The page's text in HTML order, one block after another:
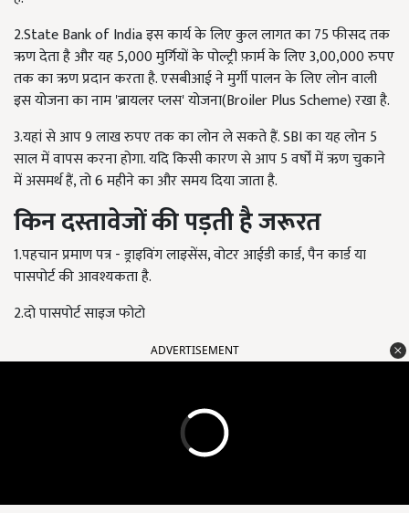
2.State Bank of India इस कार्य के लिए कुल लागत का 75 फीसद तक
ऋण देता है और यह 5,000 मुर्गियों के पोल्ट्री फ़ार्म के लिए 3,00,000 रुपए
तक का ऋण प्रदान करता है. एसबीआई ने मुर्गी पालन के लिए लोन वाली
इस योजना का नाम 'ब्रायलर प्लस' योजना(Broiler Plus Scheme) रखा है.
3.यहां से आप 9 लाख रुपए तक का लोन ले सकते हैं. SBI का यह लोन 5
साल में वापस करना होगा. यदि किसी कारण से आप 5 वर्षों में ऋण चुकाने
में असमर्थ हैं, तो 6 महीने का और समय दिया जाता है.
किनदस्तावेजोंकीपड़तीहैजरूरत
1.पहचान प्रमाण पत्र - ड्राइविंग लाइसेंस, वोटर आईडी कार्ड, पैन कार्ड या
पासपोर्ट की आवश्यकता है.
2.दो पासपोर्ट साइज फोटो
ADVERTISEMENT